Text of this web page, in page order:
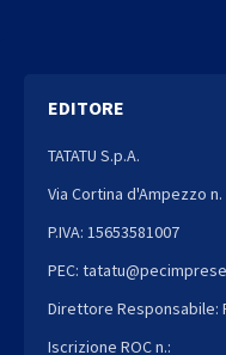
EDITORE
TATATU S.p.A.
Via Cortina d'Ampezzo n.
P.IVA: 15653581007
PEC:
Direttore Responsabile:
Iscrizione ROC n.: